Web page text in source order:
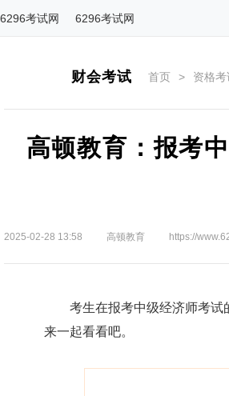
6296考试网 6296考试网
财会考试 首页 > 资格考
高顿教育：报考
2025-02-28 13:58 高顿教育 https://
考生在报考中级经济师考试
来一起看看吧。